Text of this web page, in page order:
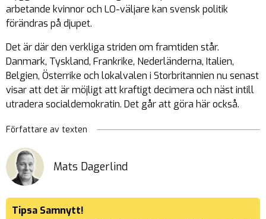
arbetande kvinnor och LO-väljare kan svensk politik
förändras på djupet.
Det är där den verkliga striden om framtiden står.
Danmark, Tyskland, Frankrike, Nederländerna, Italien,
Belgien, Österrike och lokalvalen i Storbritannien nu senast
visar att det är möjligt att kraftigt decimera och näst intill
utradera socialdemokratin. Det går att göra här också.
Författare av texten
Mats Dagerlind
Tipsa Samnytt!